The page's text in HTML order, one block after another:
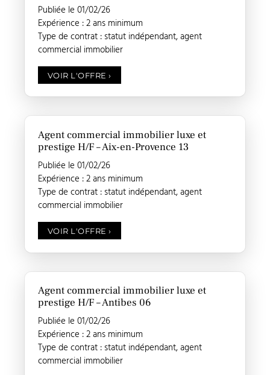
Publiée le 01/02/26
Expérience : 2 ans minimum
Type de contrat : statut indépendant, agent
commercial immobilier
VOIR L'OFFRE›
Agent commercial immobilier luxe et
prestige H/F – Aix-en-Provence 13
Publiée le 01/02/26
Expérience : 2 ans minimum
Type de contrat : statut indépendant, agent
commercial immobilier
VOIR L'OFFRE›
Agent commercial immobilier luxe et
prestige H/F – Antibes 06
Publiée le 01/02/26
Expérience : 2 ans minimum
Type de contrat : statut indépendant, agent
commercial immobilier